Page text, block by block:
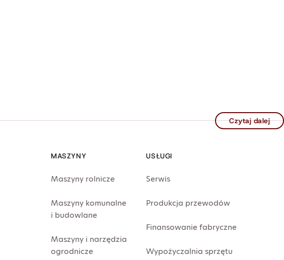
Czytaj dalej
MASZYNY
Maszyny rolnicze
Maszyny komunalne
i budowlane
Maszyny i narzędzia
ogrodnicze
USŁUGI
Serwis
Produkcja przewodów
Finansowanie fabryczne
Wypożyczalnia sprzętu